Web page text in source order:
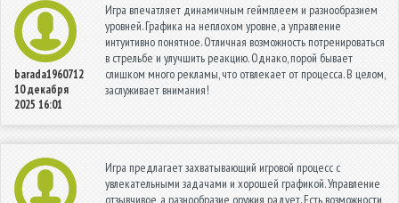
barada1960712
10 декабря
2025 16:01
Игра впечатляет динамичным геймплеем и разнообразием
уровней. Графика на неплохом уровне, а управление
интуитивно понятное. Отличная возможность потренироваться
в стрельбе и улучшить реакцию. Однако, порой бывает
слишком много рекламы, что отвлекает от процесса. В целом,
заслуживает внимания!
Игра предлагает захватывающий игровой процесс с
увлекательными задачами и хорошей графикой. Управление
отзывчивое, а разнообразие оружия радует. Есть возможности